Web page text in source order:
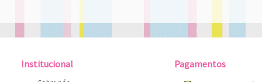
Institucional Pagamentos